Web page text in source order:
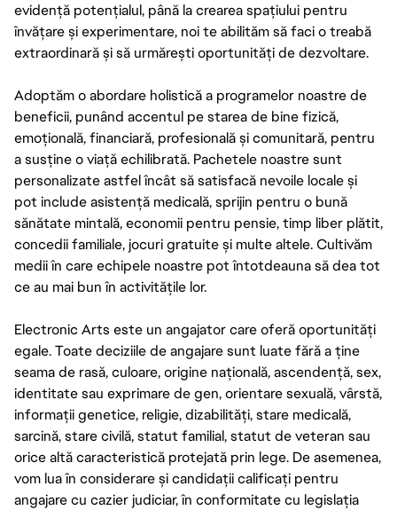
evidență potențialul, până la crearea spațiului pentru
învățare și experimentare, noi te abilităm să faci o treabă
extraordinară și să urmărești oportunități de dezvoltare.
Adoptăm o abordare holistică a programelor noastre de
beneficii, punând accentul pe starea de bine fizică,
emoțională, financiară, profesională și comunitară, pentru
a susține o viață echilibrată. Pachetele noastre sunt
personalizate astfel încât să satisfacă nevoile locale și
pot include asistență medicală, sprijin pentru o bună
sănătate mintală, economii pentru pensie, timp liber plătit,
concedii familiale, jocuri gratuite și multe altele. Cultivăm
medii în care echipele noastre pot întotdeauna să dea tot
ce au mai bun în activitățile lor.
Electronic Arts este un angajator care oferă oportunități
egale. Toate deciziile de angajare sunt luate fără a ține
seama de rasă, culoare, origine națională, ascendență, sex,
identitate sau exprimare de gen, orientare sexuală, vârstă,
informații genetice, religie, dizabilități, stare medicală,
sarcină, stare civilă, statut familial, statut de veteran sau
orice altă caracteristică protejată prin lege. De asemenea,
vom lua în considerare și candidații calificați pentru
angajare cu cazier judiciar, în conformitate cu legislația